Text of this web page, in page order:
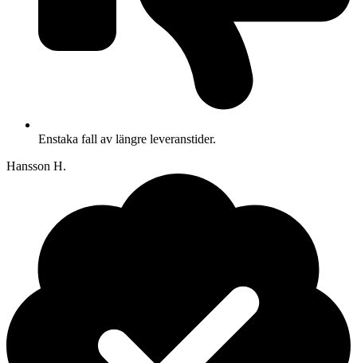
Enstaka fall av längre leveranstider.
Hansson H.